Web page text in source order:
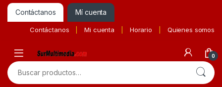
Contáctanos Mí cuenta
Contáctanos Mi cuenta Horario Quienes somos
0
Buscar por: